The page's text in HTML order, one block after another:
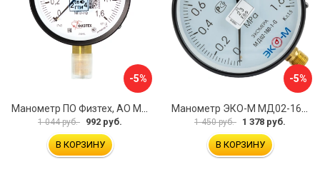
-5%
Манометр ПО Физтех, АО МП3-Уф 4687205178350
1 044 руб. 992 руб.
В КОРЗИНУ
-5%
Манометр ЭКО-М МД02-160-G-1,6МПа
1 450 руб. 1 378 руб.
В КОРЗИНУ